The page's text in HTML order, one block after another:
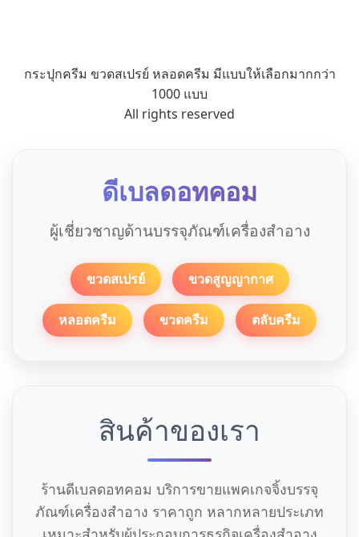
กระปุกครีม ขวดสเปรย์ หลอดครีม มีแบบให้เลือกมากกว่า
1000 แบบ
All rights reserved
ดีเบลดอทคอม
ผู้เชี่ยวชาญด้านบรรจุภัณฑ์เครื่องสำอาง
ขวดสเปรย์ ขวดสูญญากาศ
หลอดครีม ขวดครีม ตลับครีม
สินค้าของเรา
ร้านดีเบลดอทคอม บริการขายแพคเกจจิ้งบรรจุ
ภัณฑ์เครื่องสำอาง ราคาถูก หลากหลายประเภท